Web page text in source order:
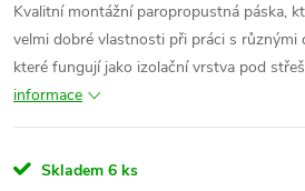
Kvalitní montážní paropropustná páska,
velmi dobré vlastnosti při práci s různými
které fungují jako izolační vrstva pod
informace
Skladem 6 ks